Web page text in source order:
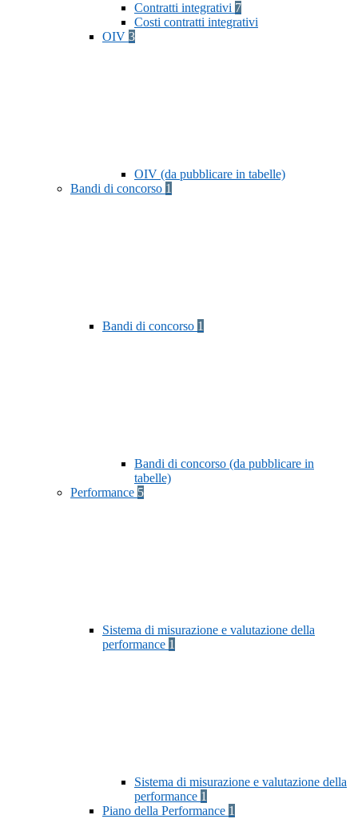
Contratti integrativi 7
Costi contratti integrativi
OIV 3
OIV (da pubblicare in tabelle)
Bandi di concorso 1
Bandi di concorso 1
Bandi di concorso (da pubblicare in
tabelle)
Performance 5
Sistema di misurazione e valutazione della
performance 1
Sistema di misurazione e valutazione della
performance 1
Piano della Performance 1